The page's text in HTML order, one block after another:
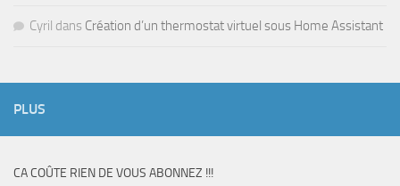
Cyril dans Création d’un thermostat virtuel sous Home Assistant
PLUS
CA COÛTE RIEN DE VOUS ABONNEZ !!!